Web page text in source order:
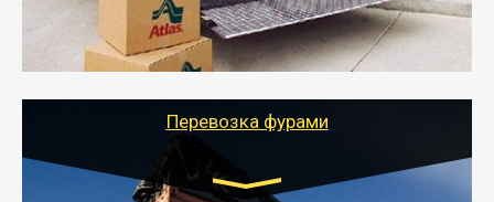
- Тайгер Логистик подберет автотранспорт, быстро и
качественно организует переезд к новому месту
службы или работы с гарантией сохранности груза и
оформлением документов, подтверждающих
Перевозка фурами